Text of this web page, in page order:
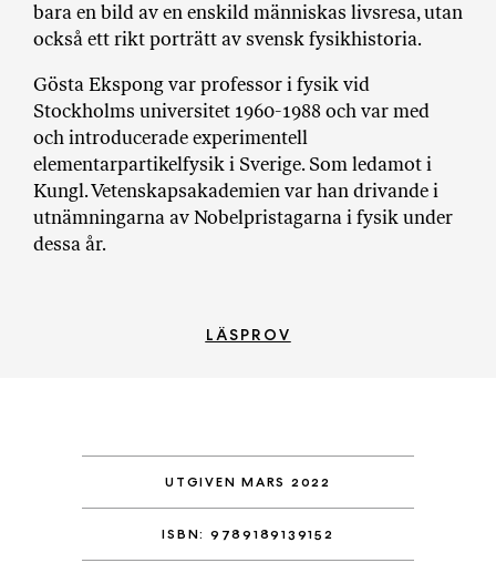
bara en bild av en enskild människas livsresa, utan
också ett rikt porträtt av svensk fysikhistoria.
Gösta Ekspong var professor i fysik vid
Stockholms universitet 1960-1988 och var med
och introducerade experimentell
elementarpartikelfysik i Sverige. Som ledamot i
Kungl. Vetenskapsakademien var han drivande i
utnämningarna av Nobelpristagarna i fysik under
dessa år.
LÄSPROV
UTGIVEN MARS 2022
ISBN: 9789189139152